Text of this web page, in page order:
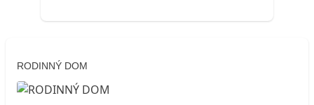
RODINNÝ DOM